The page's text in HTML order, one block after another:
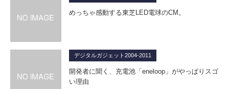
めっちゃ感動する東芝LED電球のCM。
デジタルガジェット2004-2011
開発者に聞く、充電池「eneloop」がやっぱりスゴ
い理由